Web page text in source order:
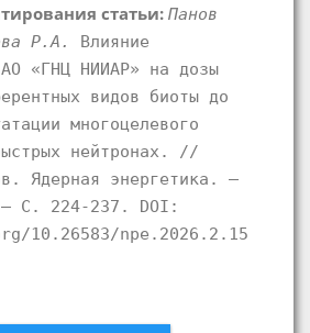
статьи: Панов
Р.А.
Влияние
«ГНЦ НИИАР» на дозы
видов биоты до
многоцелевого
нейтронах. //
Ядерная энергетика. –
С. 224-237. DOI:
10.26583/npe.2026.2.15